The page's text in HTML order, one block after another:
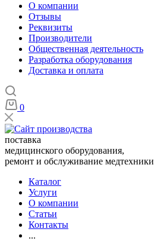
О компании
Отзывы
Реквизиты
Производители
Общественная деятельность
Разработка оборудования
Доставка и оплата
0
поставка
медицинского оборудования,
ремонт и обслуживание медтехники
Каталог
Услуги
О компании
Статьи
Контакты
...